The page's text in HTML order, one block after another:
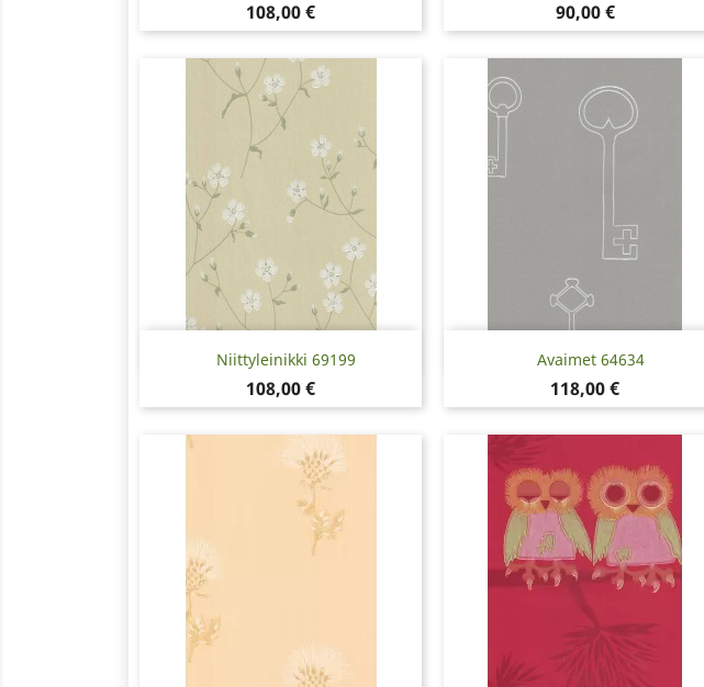
Hinta
108,00 € Hinta
90,00 €
Niittyleinikki 69199
Hinta
108,00 €
Pikakatselu Avaimet 64634
Hinta
118,00 €
Pikakatselu